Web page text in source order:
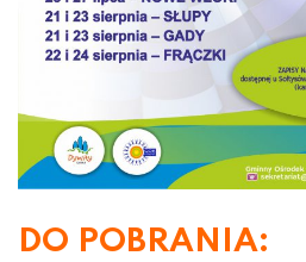
DO POBRANIA: